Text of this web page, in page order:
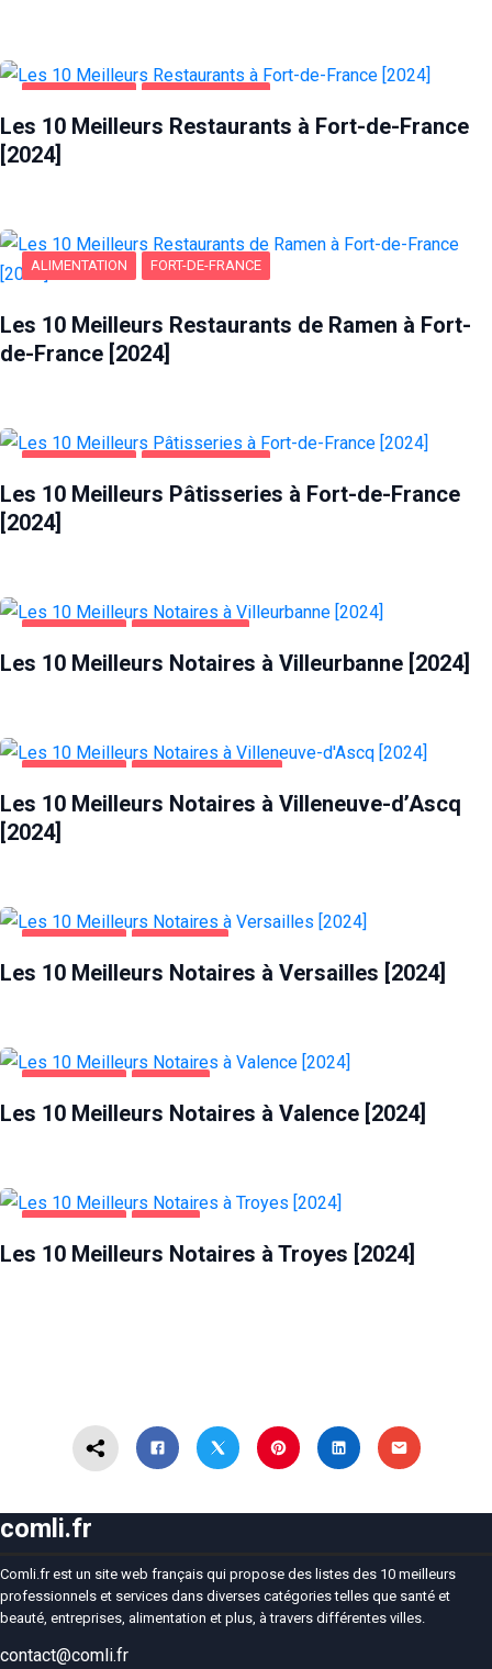
ALIMENTATION FORT-DE-FRANCE
Les 10 Meilleurs Restaurants à Fort-de-France
[2024]
ALIMENTATION FORT-DE-FRANCE
Les 10 Meilleurs Restaurants de Ramen à Fort-
de-France [2024]
ALIMENTATION FORT-DE-FRANCE
Les 10 Meilleurs Pâtisseries à Fort-de-France
[2024]
ENTREPRISES VILLEURBANNE
Les 10 Meilleurs Notaires à Villeurbanne [2024]
ENTREPRISES VILLENEUVE-D'ASCQ
Les 10 Meilleurs Notaires à Villeneuve-d’Ascq
[2024]
ENTREPRISES VERSAILLES
Les 10 Meilleurs Notaires à Versailles [2024]
ENTREPRISES VALENCE
Les 10 Meilleurs Notaires à Valence [2024]
ENTREPRISES TROYES
Les 10 Meilleurs Notaires à Troyes [2024]
comli.fr
Comli.fr est un site web français qui propose des listes des 10 meilleurs
professionnels et services dans diverses catégories telles que santé et
beauté, entreprises, alimentation et plus, à travers différentes villes.
contact@comli.fr